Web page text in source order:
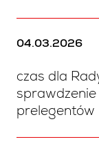
04.03.2026
czas dla
prelegentów